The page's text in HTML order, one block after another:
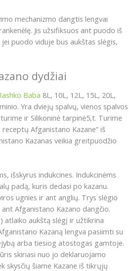
mechanizmo dangtis lengvai
Jis užsifiksuos ant puodo iš
puodo viduje bus aukštas slėgis,
dydžiai
Baba 8L, 10L, 12L, 15L, 20L,
Yra dviejų spalvų, vienos spalvos
ir Silikoninė tarpinė5,t. Turime
receptų Afganistano Kazane” iš
Kazanas veikia greitpuodžio
išskyrus indukcines. Indukcinėms
padą, kuris dedasi po kazanu.
ugnies ir ant anglių. Trys slėgio
Afganistano Kazano dangčio.
atlaiko aukštą slėgį ir užtikrina
Kazaną lengva pasiimti su
arba tiesiog atostogas gamtoje.
skiriasi nuo jo deklaruojamo
skysčių šiame Kazane iš tikrųjų